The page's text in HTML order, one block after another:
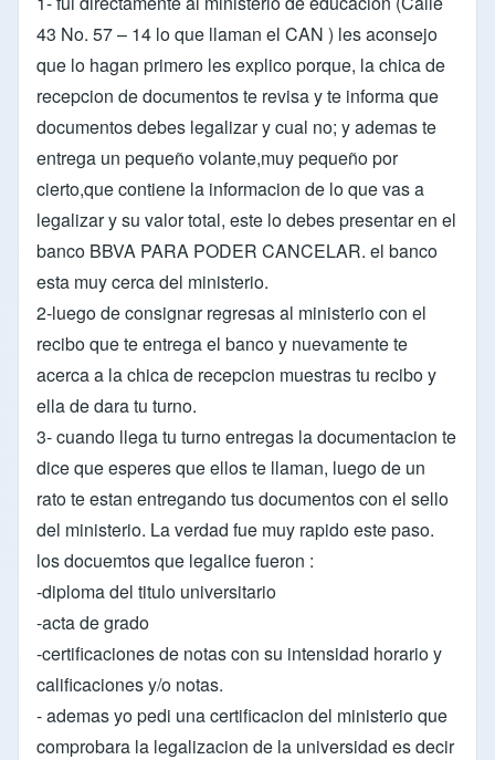
43 No. 57 – 14 lo que llaman el CAN ) les aconsejo
que lo hagan primero les explico porque, la chica de
recepcion de documentos te revisa y te informa que
documentos debes legalizar y cual no; y ademas te
entrega un pequeño volante,muy pequeño por
cierto,que contiene la informacion de lo que vas a
legalizar y su valor total, este lo debes presentar en el
banco BBVA PARA PODER CANCELAR. el banco
esta muy cerca del ministerio.
2-luego de consignar regresas al ministerio con el
recibo que te entrega el banco y nuevamente te
acerca a la chica de recepcion muestras tu recibo y
ella de dara tu turno.
3- cuando llega tu turno entregas la documentacion te
dice que esperes que ellos te llaman, luego de un
rato te estan entregando tus documentos con el sello
del ministerio. La verdad fue muy rapido este paso.
los docuemtos que legalice fueron :
-diploma del titulo universitario
-acta de grado
-certificaciones de notas con su intensidad horario y
calificaciones y/o notas.
- ademas yo pedi una certificacion del ministerio que
comprobara la legalizacion de la universidad es decir